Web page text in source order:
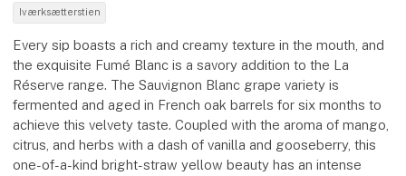
Iværksætterstien
Every sip boasts a rich and creamy texture in the mouth, and
the exquisite Fumé Blanc is a savory addition to the La
Réserve range. The Sauvignon Blanc grape variety is
fermented and aged in French oak barrels for six months to
achieve this velvety taste. Coupled with the aroma of mango,
citrus, and herbs with a dash of vanilla and gooseberry, this
one-of-a-kind bright-straw yellow beauty has an intense